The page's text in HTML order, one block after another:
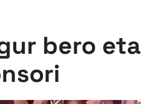
bero eta